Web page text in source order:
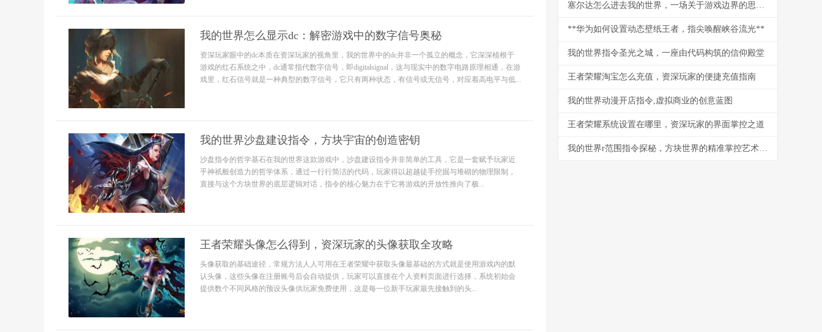
我的世界怎么显示dc：解密游戏中的数字信号奥秘
资深玩家眼中的dc本质在资深玩家的视角里，我的世界中的dc并非一个孤立的概念，它深深植根于
游戏的红石系统之中，dc通常指代数字信号，即digitalsignal，这与现实中的数字电路原理相通，在游
戏里，红石信号就是一种典型的数字信号，它只有两种状态，有信号或无信号，对应着高电平与低...
我的世界沙盘建设指令，方块宇宙的创造密钥
沙盘指令的哲学基石在我的世界这款游戏中，沙盘建设指令并非简单的工具，它是一套赋予玩家近
乎神祇般创造力的哲学体系，通过一行行简洁的代码，玩家得以超越徒手挖掘与堆砌的物理限制，
直接与这个方块世界的底层逻辑对话，指令的核心魅力在于它将游戏的开放性推向了极...
王者荣耀头像怎么得到，资深玩家的头像获取全攻略
头像获取的基础途径，常规方法人人可用在王者荣耀中获取头像最基础的方式就是使用游戏内的默
认头像，这些头像在注册账号后会自动提供，玩家可以直接在个人资料页面进行选择，系统初始会
提供数个不同风格的预设头像供玩家免费使用，这是每一位新手玩家最先接触到的头...
塞尔达怎么进去我的世界，一场关于游戏边界的思想漫游
**华为如何设置动态壁纸王者，指尖唤醒峡谷流光**
我的世界指令圣光之城，一座由代码构筑的信仰殿堂
王者荣耀淘宝怎么充值，资深玩家的便捷充值指南
我的世界动漫开店指令,虚拟商业的创意蓝图
王者荣耀系统设置在哪里，资深玩家的界面掌控之道
我的世界r范围指令探秘，方块世界的精准掌控艺术，副标题，半径与规则的魔法